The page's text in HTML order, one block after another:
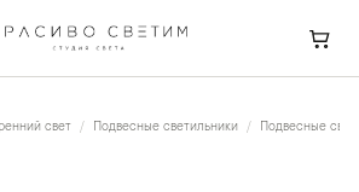
свет Подвесные светильники Подвесные